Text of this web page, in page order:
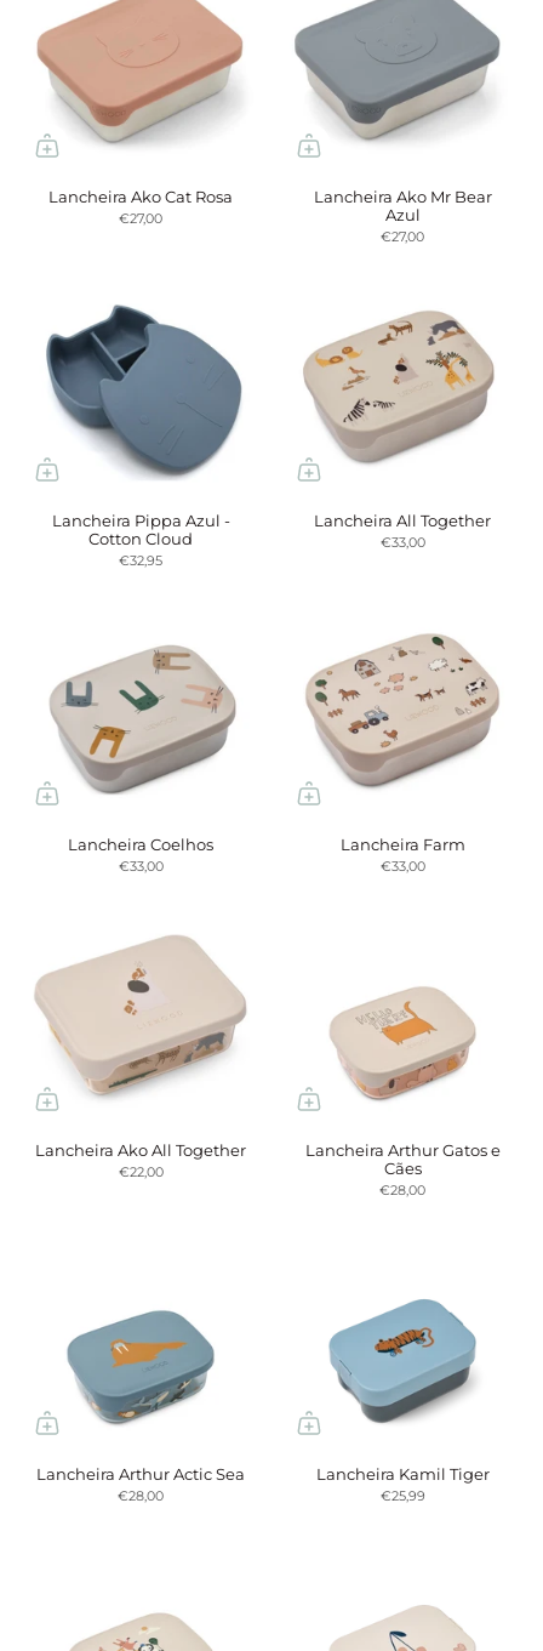
Lancheira Ako Cat Rosa
€27,00
Lancheira Ako Mr Bear
Azul
€27,00
Lancheira Pippa Azul -
Cotton Cloud
€32,95
Lancheira All Together
€33,00
Lancheira Coelhos
€33,00
Lancheira Farm
€33,00
Lancheira Ako All Together
€22,00
Lancheira Arthur Gatos e
Cães
€28,00
Lancheira Arthur Actic Sea
€28,00
Lancheira Kamil Tiger
€25,99